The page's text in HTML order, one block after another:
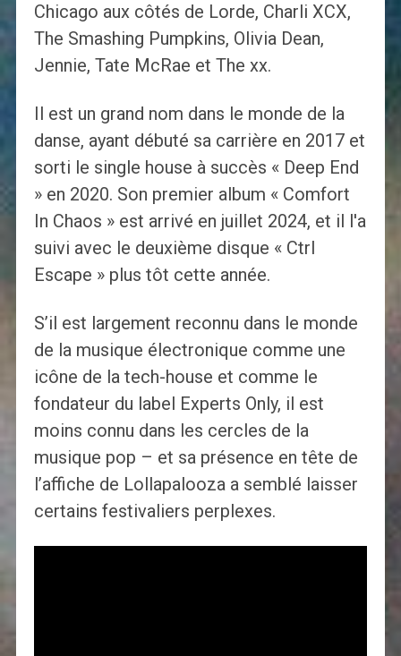
Chicago aux côtés de Lorde, Charli XCX,
The Smashing Pumpkins, Olivia Dean,
Jennie, Tate McRae et The xx.
Il est un grand nom dans le monde de la
danse, ayant débuté sa carrière en 2017 et
sorti le single house à succès « Deep End
» en 2020. Son premier album « Comfort
In Chaos » est arrivé en juillet 2024, et il l'a
suivi avec le deuxième disque « Ctrl
Escape » plus tôt cette année.
S’il est largement reconnu dans le monde
de la musique électronique comme une
icône de la tech-house et comme le
fondateur du label Experts Only, il est
moins connu dans les cercles de la
musique pop – et sa présence en tête de
l’affiche de Lollapalooza a semblé laisser
certains festivaliers perplexes.